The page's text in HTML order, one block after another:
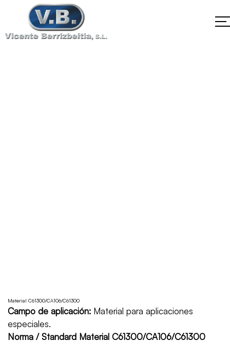
Material C61300/CA106/C61300
Campo de aplicación: Material para aplicaciones
especiales.
Norma / Standard Material C61300/CA106/C61300